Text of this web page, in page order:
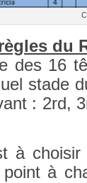
du
des 16
stade
: 2rd,
à
à